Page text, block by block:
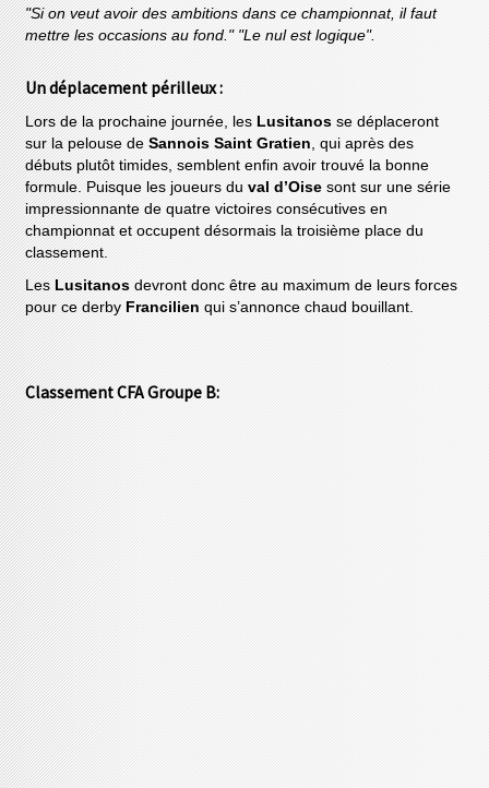
"Si on veut avoir des ambitions dans ce championnat, il faut
mettre les occasions au fond." "Le nul est logique".
Un déplacement périlleux :
Lors de la prochaine journée, les Lusitanosse déplaceront
sur la pelouse deSannois Saint Gratien , qui après des
débuts plutôt timides, semblent enfin avoir trouvé la bonne
formule. Puisque les joueurs duval d’Oise sont sur une série
impressionnante de quatre victoires consécutives en
championnat et occupent désormais la troisième place du
classement.
LesLusitanosdevront donc être au maximum de leurs forces
pour ce derby Francilienqui s’annonce chaud bouillant.
Classement CFA Groupe B: